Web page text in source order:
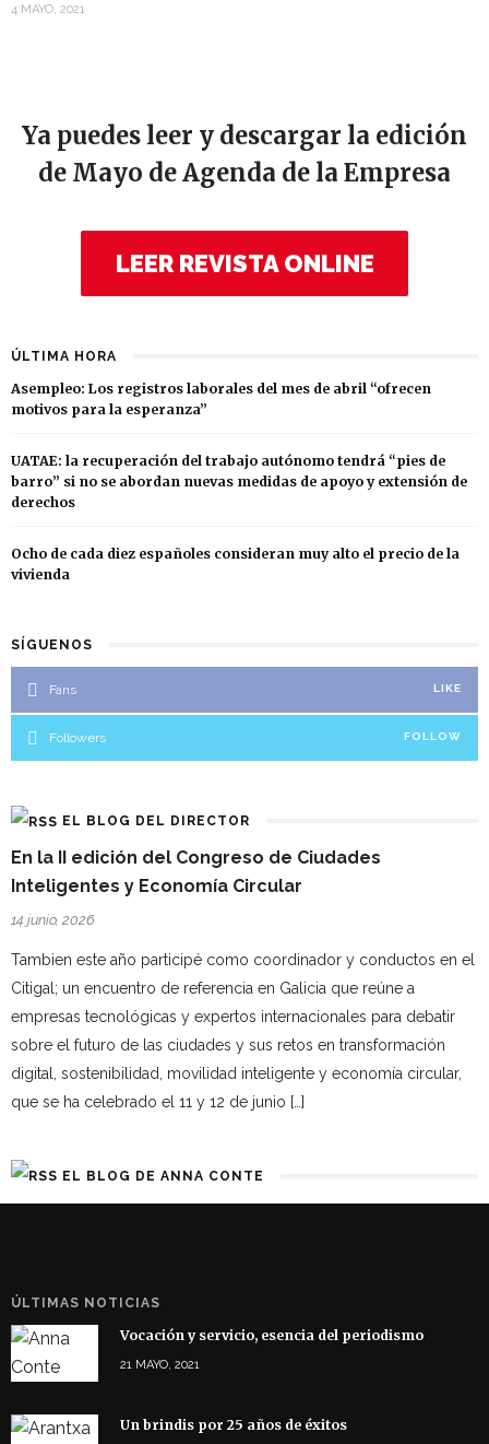
4 MAYO, 2021
Ya puedes leer y descargar la edición
de Mayo de Agenda de la Empresa
LEER REVISTA ONLINE
ÚLTIMA HORA
Asempleo: Los registros laborales del mes de abril “ofrecen
motivos para la esperanza”
UATAE: la recuperación del trabajo autónomo tendrá “pies de
barro” si no se abordan nuevas medidas de apoyo y extensión de
derechos
Ocho de cada diez españoles consideran muy alto el precio de la
vivienda
SÍGUENOS
Fans LIKE
Followers FOLLOW
EL BLOG DEL DIRECTOR
En la II edición del Congreso de Ciudades
Inteligentes y Economía Circular
14 junio, 2026
Tambien este año participé como coordinador y conductos en el
Citigal; un encuentro de referencia en Galicia que reúne a
empresas tecnológicas y expertos internacionales para debatir
sobre el futuro de las ciudades y sus retos en transformación
digital, sostenibilidad, movilidad inteligente y economía circular,
que se ha celebrado el 11 y 12 de junio […]
EL BLOG DE ANNA CONTE
ÚLTIMAS NOTICIAS
Vocación y servicio, esencia del periodismo
21 MAYO, 2021
Un brindis por 25 años de éxitos